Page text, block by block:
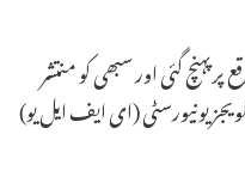
پر پہنچ گئی اور سبھی کو منتشر
یونیورسٹی (ای ایف ایل یو)